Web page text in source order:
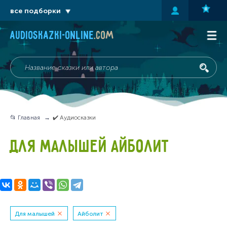
audioskazki-online.com
📂 Главная ✔️ Аудиосказки
ДЛЯ МАЛЫШЕЙ АЙБОЛИТ
Для малышей Айболит
все подборки